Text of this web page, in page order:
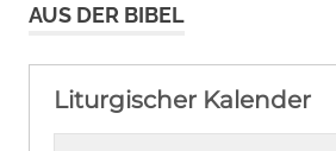
AUS DER BIBEL